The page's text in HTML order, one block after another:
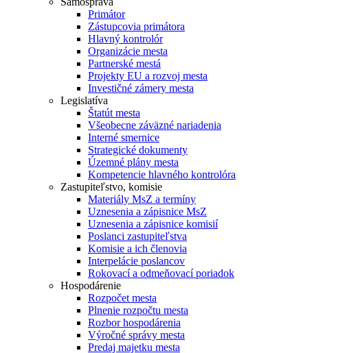
Primátor
Zástupcovia primátora
Hlavný kontrolór
Organizácie mesta
Partnerské mestá
Projekty EU a rozvoj mesta
Investičné zámery mesta
Legislatíva
Štatút mesta
Všeobecne záväzné nariadenia
Interné smernice
Strategické dokumenty
Územné plány mesta
Kompetencie hlavného kontrolóra
Zastupiteľstvo, komisie
Materiály MsZ a termíny
Uznesenia a zápisnice MsZ
Uznesenia a zápisnice komisií
Poslanci zastupiteľstva
Komisie a ich členovia
Interpelácie poslancov
Rokovací a odmeňovací poriadok
Hospodárenie
Rozpočet mesta
Plnenie rozpočtu mesta
Rozbor hospodárenia
Výročné správy mesta
Predaj majetku mesta